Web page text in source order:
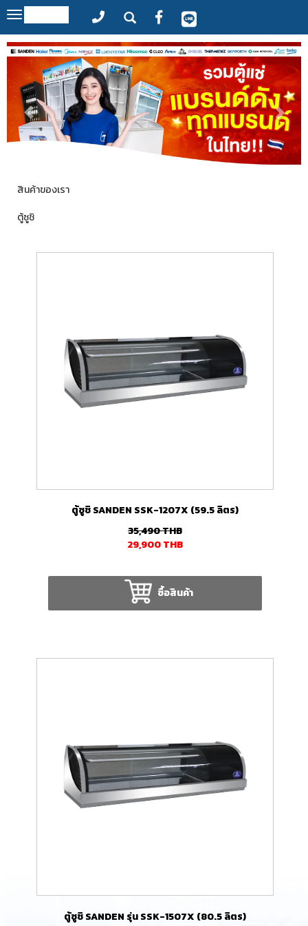
Toggle
navigation
สินค้าของเรา
ตู้ซูชิ
ตู้ซูชิ SANDEN SSK-1207X (59.5 ลิตร)
35,490THB
29,900THB
ซื้อสินค้า
ตู้ซูชิ SANDEN รุ่น SSK-1507X (80.5 ลิตร)